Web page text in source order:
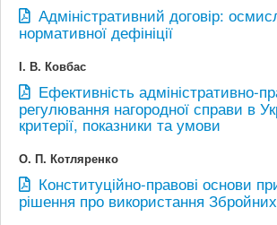
Адміністративний договір:
нормативної дефініції
І. В. Ковбас
Ефективність адміністративно-
регулювання нагородної справи в
критерії, показники та умови
О. П. Котляренко
Конституційно-правові основи
рішення про використання